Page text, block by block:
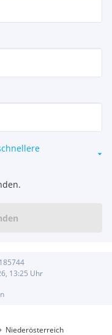
13:25 Uhr
Niederösterreich